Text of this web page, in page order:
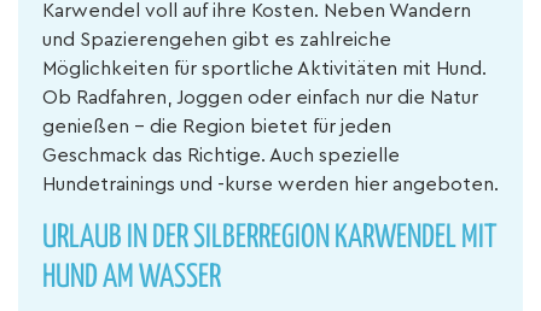
Karwendel voll auf ihre Kosten. Neben Wandern
und Spazierengehen gibt es zahlreiche
Möglichkeiten für sportliche Aktivitäten mit Hund.
Ob Radfahren, Joggen oder einfach nur die Natur
genießen – die Region bietet für jeden
Geschmack das Richtige. Auch spezielle
Hundetrainings und -kurse werden hier angeboten.
URLAUB IN DER SILBERREGION KARWENDEL MIT
HUND AM WASSER